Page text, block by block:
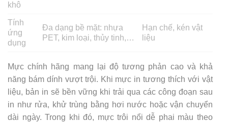
khô
Tính
ứng
dụng
Đa dạng bề mặt: nhựa
PET, kim loại, thủy tinh,…
Hạn chế, kén vật
liệu
Mực chính hãng mang lại độ tương phản cao và khả
năng bám dính vượt trội. Khi mực in tương thích với vật
liệu, bản in sẽ bền vững khi trải qua các công đoạn sau
in như rửa, khử trùng bằng hơi nước hoặc vận chuyển
dài ngày. Trong khi đó, mực trôi nổi dễ phai màu theo